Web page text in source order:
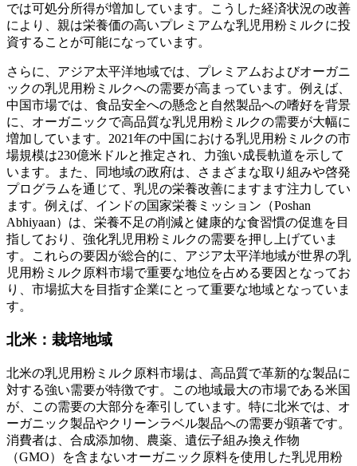
では可処分所得が増加しています。こうした経済状況の改善
により、親は栄養価の高いプレミアムな乳児用粉ミルクに投
資することが可能になっています。
さらに、アジア太平洋地域では、プレミアムおよびオーガニ
ックの乳児用粉ミルクへの需要が高まっています。例えば、
中国市場では、食品安全への懸念と自然製品への嗜好を背景
に、オーガニックで高品質な乳児用粉ミルクの需要が大幅に
増加しています。2021年の中国における乳児用粉ミルクの市
場規模は230億米ドルと推定され、力強い成長軌道を示して
います。また、同地域の政府は、さまざまな取り組みや啓発
プログラムを通じて、乳児の栄養改善にますます注力してい
ます。例えば、インドの国家栄養ミッション（Poshan
Abhiyaan）は、栄養不足の削減と健康的な食習慣の促進を目
指しており、強化乳児用粉ミルクの需要を押し上げていま
す。これらの要因が総合的に、アジア太平洋地域が世界の乳
児用粉ミルク原料市場で重要な地位を占める要因となってお
り、市場拡大を目指す企業にとって重要な地域となっていま
す。
北米：栽培地域
北米の乳児用粉ミルク原料市場は、高品質で革新的な製品に
対する強い需要が特徴です。この地域最大の市場である米国
が、この需要の大部分を牽引しています。特に北米では、オ
ーガニック製品やクリーンラベル製品への需要が顕著です。
消費者は、合成添加物、農薬、遺伝子組み換え作物
（GMO）を含まないオーガニック原料を使用した乳児用粉